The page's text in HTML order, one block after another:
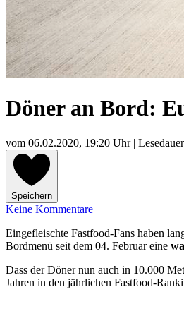
Döner an Bord:
vom 06.02.2020, 19:20 Uhr|
Speichern
Keine Kommentare
Eingefleischte Fastfood-Fans haben
Bordmenü seit dem 04. Februar eine
Dass der Döner nun auch in 10.000
Jahren in den jährlichen Fastfood-